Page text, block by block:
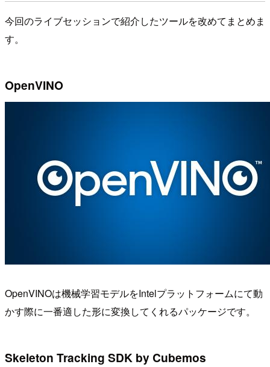
今回のライブセッションで紹介したツールを改めてまとめま
す。
OpenVINO
OpenVINOは機械学習モデルをIntelプラットフォームにて動
かす際に一番適した形に変換してくれるパッケージです。
Skeleton Tracking SDK by Cubemos